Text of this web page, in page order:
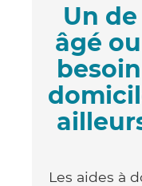
Un
âgé
Les aides à